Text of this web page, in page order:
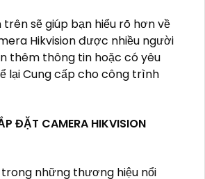
trên sẽ giúp bạn hiểu rõ hơn về
Hikvision được nhiều người
thêm thông tin hoặc có yêu
lại Cung cấp cho công trình
ĐẶT CAMERA HIKVISION
những thương hiệu nổi